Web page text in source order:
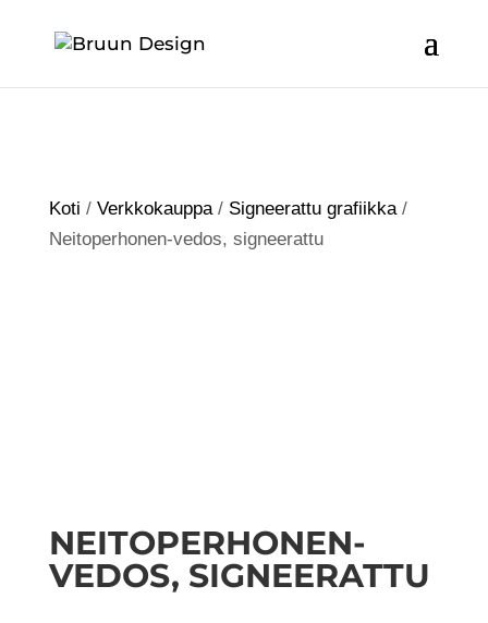
Koti / Verkkokauppa/ Signeerattu grafiikka/
Neitoperhonen-vedos, signeerattu
NEITOPERHONEN-
VEDOS, SIGNEERATTU